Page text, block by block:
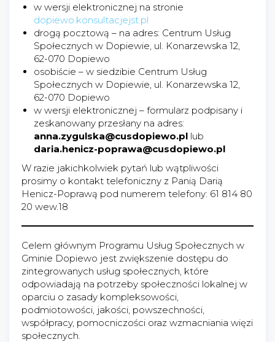
w wersji elektronicznej na stronie
dopiewo.konsultacjejst.pl
drogą pocztową – na adres: Centrum Usług
Społecznych w Dopiewie, ul. Konarzewska 12,
62-070 Dopiewo
osobiście – w siedzibie Centrum Usług
Społecznych w Dopiewie, ul. Konarzewska 12,
62-070 Dopiewo
w wersji elektronicznej – formularz podpisany i
zeskanowany przesłany na adres:
anna.zygulska@cusdopiewo.pl lub
daria.henicz-poprawa@cusdopiewo.pl
W razie jakichkolwiek pytań lub wątpliwości
prosimy o kontakt telefoniczny z Panią Darią
Henicz-Poprawą pod numerem telefony: 61 814 80
20 wew.18
Celem głównym Programu Usług Społecznych w
Gminie Dopiewo jest zwiększenie dostępu do
zintegrowanych usług społecznych, które
odpowiadają na potrzeby społeczności lokalnej w
oparciu o zasady kompleksowości,
podmiotowości, jakości, powszechności,
współpracy, pomocniczości oraz wzmacniania więzi
społecznych.